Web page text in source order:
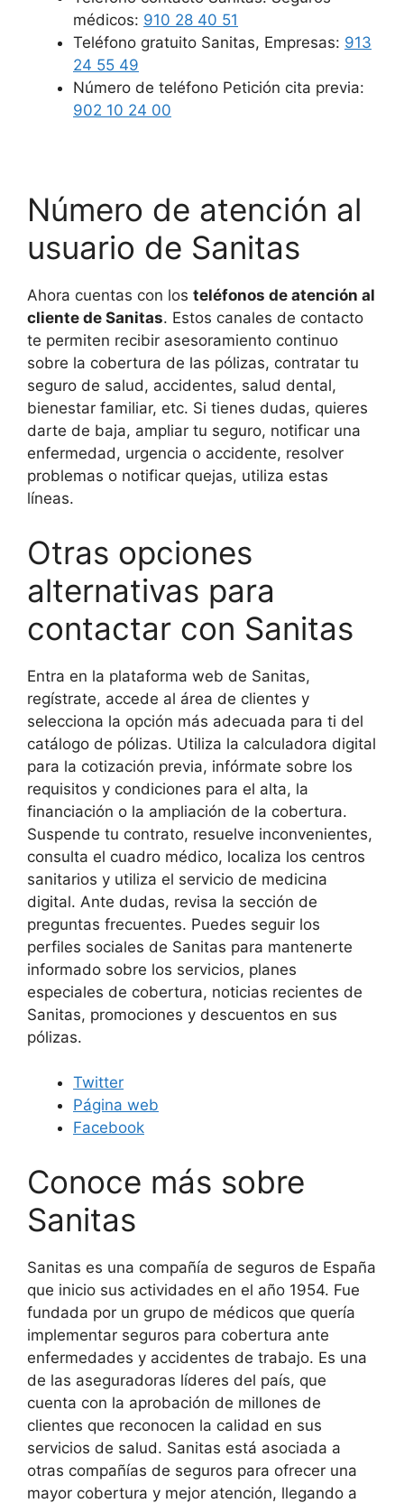
médicos: 910 28 40 51
Teléfono gratuito Sanitas, Empresas: 913
24 55 49
Número de teléfono Petición cita previa:
902 10 24 00
Número de atención al
usuario de Sanitas
Ahora cuentas con los teléfonos de atención al
cliente de Sanitas. Estos canales de contacto
te permiten recibir asesoramiento continuo
sobre la cobertura de las pólizas, contratar tu
seguro de salud, accidentes, salud dental,
bienestar familiar, etc. Si tienes dudas, quieres
darte de baja, ampliar tu seguro, notificar una
enfermedad, urgencia o accidente, resolver
problemas o notificar quejas, utiliza estas
líneas.
Otras opciones
alternativas para
contactar con Sanitas
Entra en la plataforma web de Sanitas,
regístrate, accede al área de clientes y
selecciona la opción más adecuada para ti del
catálogo de pólizas. Utiliza la calculadora digital
para la cotización previa, infórmate sobre los
requisitos y condiciones para el alta, la
financiación o la ampliación de la cobertura.
Suspende tu contrato, resuelve inconvenientes,
consulta el cuadro médico, localiza los centros
sanitarios y utiliza el servicio de medicina
digital. Ante dudas, revisa la sección de
preguntas frecuentes. Puedes seguir los
perfiles sociales de Sanitas para mantenerte
informado sobre los servicios, planes
especiales de cobertura, noticias recientes de
Sanitas, promociones y descuentos en sus
pólizas.
Twitter
Página web
Facebook
Conoce más sobre
Sanitas
Sanitas es una compañía de seguros de España
que inicio sus actividades en el año 1954. Fue
fundada por un grupo de médicos que quería
implementar seguros para cobertura ante
enfermedades y accidentes de trabajo. Es una
de las aseguradoras líderes del país, que
cuenta con la aprobación de millones de
clientes que reconocen la calidad en sus
servicios de salud. Sanitas está asociada a
otras compañías de seguros para ofrecer una
mayor cobertura y mejor atención, llegando a